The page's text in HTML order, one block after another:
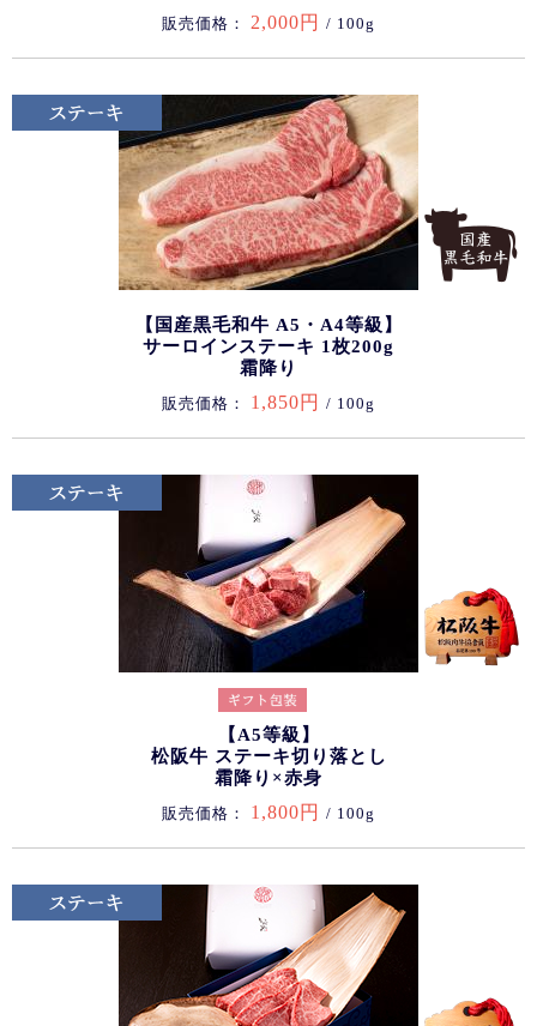
販売価格： 2,000円 / 100g
【国産黒毛和牛 A5・A4等級】
サーロインステーキ 1枚200g
霜降り
販売価格： 1,850円 / 100g
【A5等級】
松阪牛 ステーキ切り落とし
霜降り×赤身
販売価格： 1,800円 / 100g